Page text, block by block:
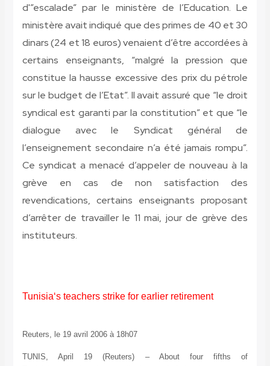
d'”escalade” par le ministère de l’Education. Le
ministère avait indiqué que des primes de 40 et 30
dinars (24 et 18 euros) venaient d’être accordées à
certains enseignants, “malgré la pression que
constitue la hausse excessive des prix du pétrole
sur le budget de l’Etat”. Il avait assuré que “le droit
syndical est garanti par la constitution” et que “le
dialogue avec le Syndicat général de
l’enseignement secondaire n’a été jamais rompu”.
Ce syndicat a menacé d’appeler de nouveau à la
grève en cas de non satisfaction des
revendications, certains enseignants proposant
d’arrêter de travailler le 11 mai, jour de grève des
instituteurs.
Tunisia‘s teachers strike for earlier retirement
Reuters, le 19 avril 2006 à 18h07
TUNIS, April 19 (Reuters) – About four fifths of